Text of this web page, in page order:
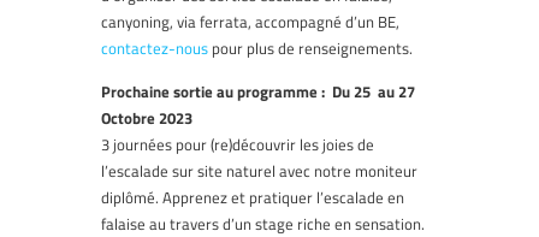
canyoning, via ferrata, accompagné d’un BE,
contactez-nous pour plus de renseignements.
Prochaine sortie au programme : Du 25 au 27
Octobre 2023
3 journées pour (re)découvrir les joies de
l’escalade sur site naturel avec notre moniteur
diplômé. Apprenez et pratiquer l’escalade en
falaise au travers d’un stage riche en sensation.